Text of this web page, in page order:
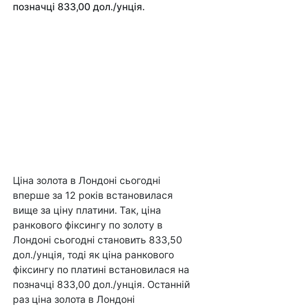
позначці 833,00 дол./унція.
Ціна золота в Лондоні сьогодні
вперше за 12 років встановилася
вище за ціну платини. Так, ціна
ранкового фіксингу по золоту в
Лондоні сьогодні становить 833,50
дол./унція, тоді як ціна ранкового
фіксингу по платині встановилася на
позначці 833,00 дол./унція. Останній
раз ціна золота в Лондоні